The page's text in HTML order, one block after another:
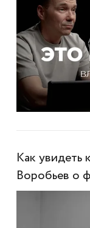
Как увидеть
Воробьев о
настоящем